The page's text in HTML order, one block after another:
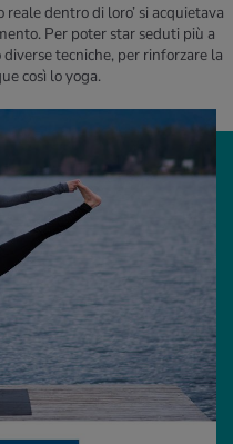
dentro di loro’ si acquietava
Per poter star seduti più a
tecniche, per rinforzare la
così lo yoga.